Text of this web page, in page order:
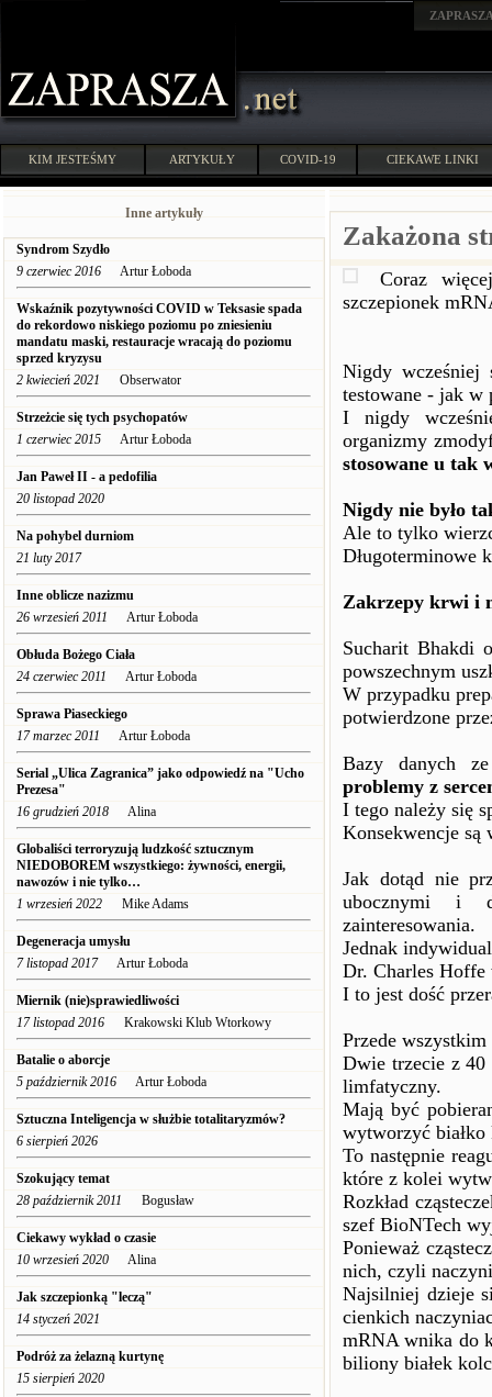
KIM JESTEŚMY ARTYKUŁY COVID-19 CIEKAWE LINKI
Inne artykuły
Syndrom Szydło
9 czerwiec 2016 Artur Łoboda
Wskaźnik pozytywności COVID w Teksasie spada
do rekordowo niskiego poziomu po zniesieniu
mandatu maski, restauracje wracają do poziomu
sprzed kryzysu
2 kwiecień 2021 Obserwator
Strzeżcie się tych psychopatów
1 czerwiec 2015 Artur Łoboda
Jan Paweł II - a pedofilia
20 listopad 2020
Na pohybel durniom
21 luty 2017
Inne oblicze nazizmu
26 wrzesień 2011 Artur Łoboda
Obłuda Bożego Ciała
24 czerwiec 2011 Artur Łoboda
Sprawa Piaseckiego
17 marzec 2011 Artur Łoboda
Serial „Ulica Zagranica” jako odpowiedź na "Ucho
Prezesa"
16 grudzień 2018 Alina
Globaliści terroryzują ludzkość sztucznym
NIEDOBOREM wszystkiego: żywności, energii,
nawozów i nie tylko…
1 wrzesień 2022 Mike Adams
Degeneracja umysłu
7 listopad 2017Artur Łoboda
Miernik (nie)sprawiedliwości
17 listopad 2016 Krakowski Klub Wtorkowy
Batalie o aborcje
5 październik 2016 Artur Łoboda
Sztuczna Inteligencja w służbie totalitaryzmów?
6 sierpień 2026
Szokujący temat
28 październik 2011 Bogusław
Ciekawy wykład o czasie
10 wrzesień 2020 Alina
Jak szczepionką "leczą"
14 styczeń 2021
Podróż za żelazną kurtynę
15 sierpień 2020
Zakażona
Coraz
szczepionek
Nigdy wcześniej
testowane - jak w
I nigdy
organizmy
stosowane u tak
Nigdy nie było
Ale to tylko
Długoterminowe
Zakrzepy krwi i
Sucharit Bhakdi
powszechnym
W przypadku
potwierdzone
Bazy danych
problemy z
I tego należy się
Konsekwencje
Jak dotąd nie
ubocznymi i
zainteresowania.
Jednak
Dr. Charles
I to jest dość
Przede
Dwie trzecie z 40
limfatyczny.
Mają być
wytworzyć białko
To następnie
które z kolei
Rozkład
szef BioNTech
Ponieważ
nich, czyli
Najsilniej dzieje
cienkich
mRNA wnika do
biliony białek